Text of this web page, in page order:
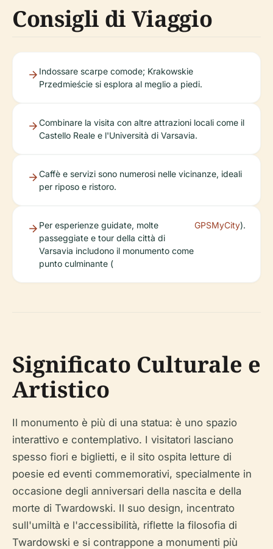
Consigli di Viaggio
Indossare scarpe comode; Krakowskie
Przedmieście si esplora al meglio a piedi.
Combinare la visita con altre attrazioni locali come il
Castello Reale e l'Università di Varsavia.
Caffè e servizi sono numerosi nelle vicinanze, ideali
per riposo e ristoro.
Per esperienze guidate, molte
passeggiate e tour della città di
Varsavia includono il monumento come
punto culminante (
GPSMyCity).
Significato Culturale e
Artistico
Il monumento è più di una statua: è uno spazio
interattivo e contemplativo. I visitatori lasciano
spesso fiori e biglietti, e il sito ospita letture di
poesie ed eventi commemorativi, specialmente in
occasione degli anniversari della nascita e della
morte di Twardowski. Il suo design, incentrato
sull'umiltà e l'accessibilità, riflette la filosofia di
Twardowski e si contrappone a monumenti più